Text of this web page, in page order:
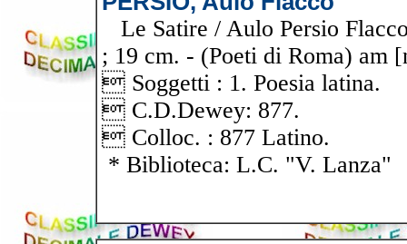
Le Satire / Aulo Persio
; 19 cm. - (Poeti di Roma) am
 Soggetti : 1. Poesia latina.
 C.D.Dewey: 877.
 Colloc. : 877 Latino.
* Biblioteca: L.C. "V. Lanza"